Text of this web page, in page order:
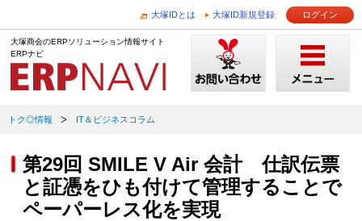
大塚IDとは 大塚ID新規登録 ログイン
大塚商会のERPソリューション情報サイト
ERPナビ
トク◎情報 IT＆ビジネスコラム
第29回 SMILE V Air 会計 仕訳伝票
と証憑をひも付けて管理することで
ペーパーレス化を実現